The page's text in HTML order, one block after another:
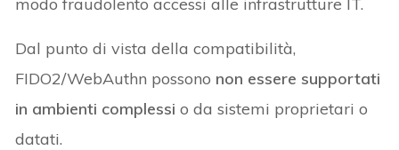
Dal punto di vista della compatibilità,
FIDO2/WebAuthn possono non essere supportati
in ambienti complessi o da sistemi proprietari o
datati.